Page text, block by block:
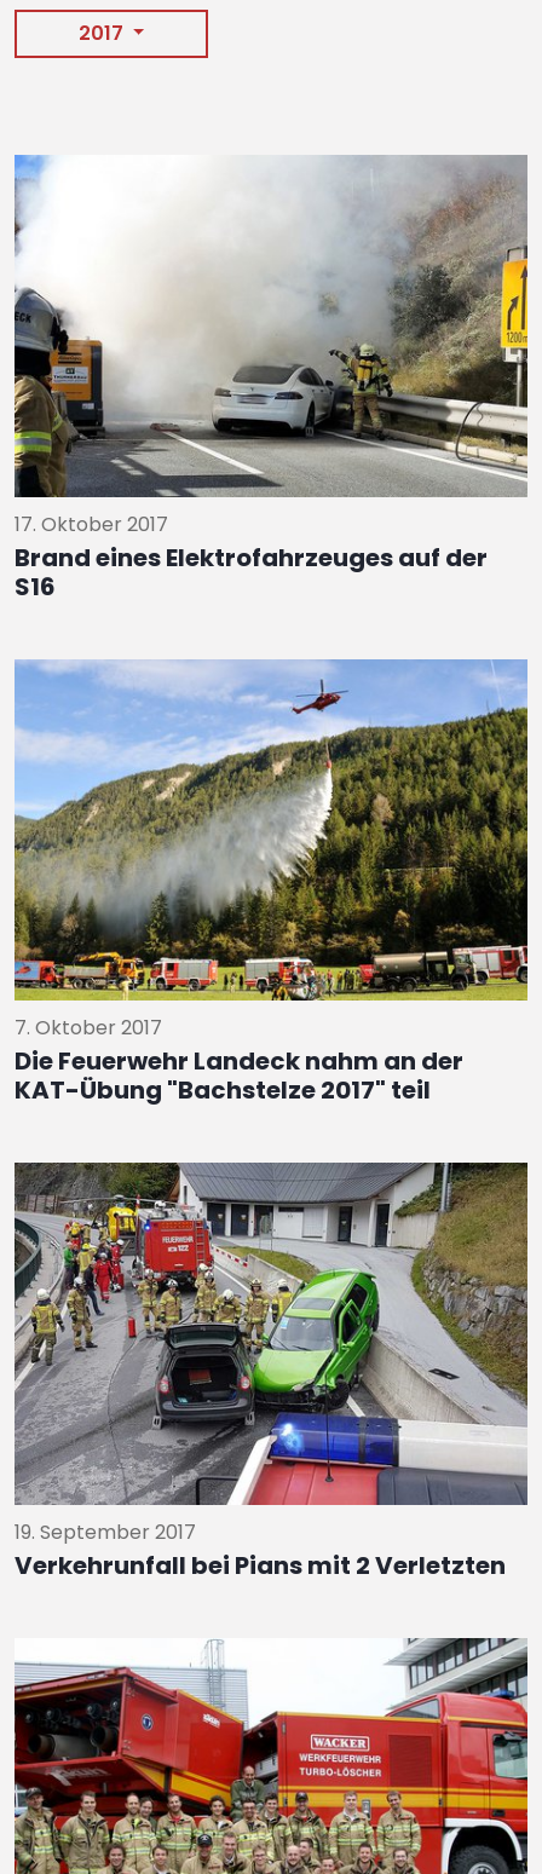
2017
17. Oktober 2017
Brand eines Elektrofahrzeuges auf der
S16
7. Oktober 2017
Die Feuerwehr Landeck nahm an der
KAT-Übung "Bachstelze 2017" teil
19. September 2017
Verkehrunfall bei Pians mit 2 Verletzten